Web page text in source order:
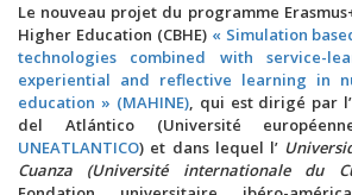
Le nouveau projet du programme
Higher Education (CBHE) « Simulation
technologies combined with service-
experiential and reflective learning in
education » (MAHINE), qui est dirigé par
del Atlántico (Université
UNEATLANTICO) et dans lequel l’
Cuanza (Université internationale du